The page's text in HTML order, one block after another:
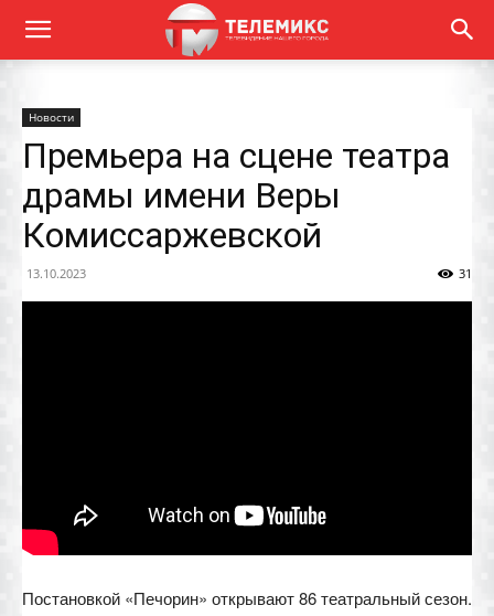
Новости
Премьера на сцене театра
драмы имени Веры
Комиссаржевской
13.10.2023 31
Постановкой «Печорин» открывают 86 театральный сезон.